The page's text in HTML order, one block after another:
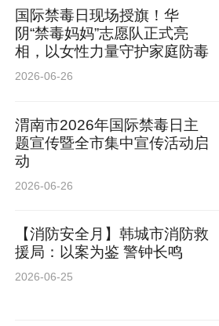
国际禁毒日现场授旗！华
阴“禁毒妈妈”志愿队正式亮
相，以女性力量守护家庭防毒
2026-06-26
渭南市2026年国际禁毒日主
题宣传暨全市集中宣传活动启
动
2026-06-26
【消防安全月】韩城市消防救
援局：以案为鉴 警钟长鸣
2026-06-25